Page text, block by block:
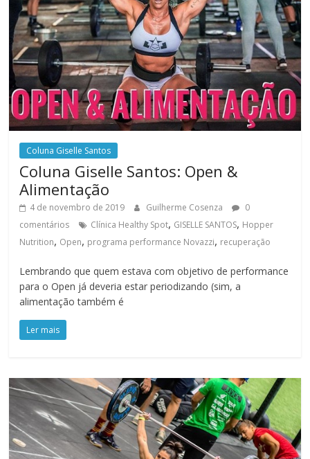
Coluna Giselle Santos
Coluna Giselle Santos: Open &
Alimentação
4 de novembro de 2019 Guilherme Cosenza
0
comentários
Clínica Healthy Spot, GISELLE SANTOS, Hopper
Nutrition, Open, programa performance Novazzi, recuperação
Lembrando que quem estava com objetivo de performance
para o Open já deveria estar periodizando (sim, a
alimentação também é
Ler mais